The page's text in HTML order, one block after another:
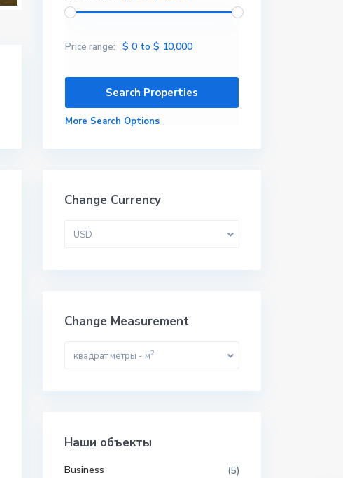
Price range: $ 0 to $ 10,000
More Search Options
Change Currency
USD
Change Measurement
квадрат метры - м2
Наши объекты
Business (5)